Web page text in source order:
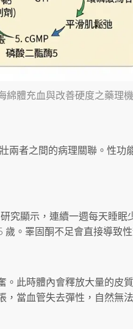
綿體充血與改善硬度之藥理
兩者之間的病理關聯。性功
究顯示，連續一週每天睡眠
。睪固酮不足會直接導致
此時體內會釋放大量的皮
當血管失去彈性，自然無